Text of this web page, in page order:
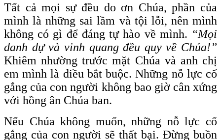
Tất cả mọi sự đều do ơn Chúa, phần của
mình là những sai lầm và tội lỗi, nên mình
không có gì để đáng tự hào về mình. “Mọi
danh dự và vinh quang đều quy về Chúa!”
Khiêm nhường trước mặt Chúa và anh chị
em mình là điều bắt buộc. Những nỗ lực cố
gắng của con người không bao giờ cân xứng
với hồng ân Chúa ban.
Nếu Chúa không muốn, những nỗ lực cố
gắng của con người sẽ thất bại. Đừng buồn